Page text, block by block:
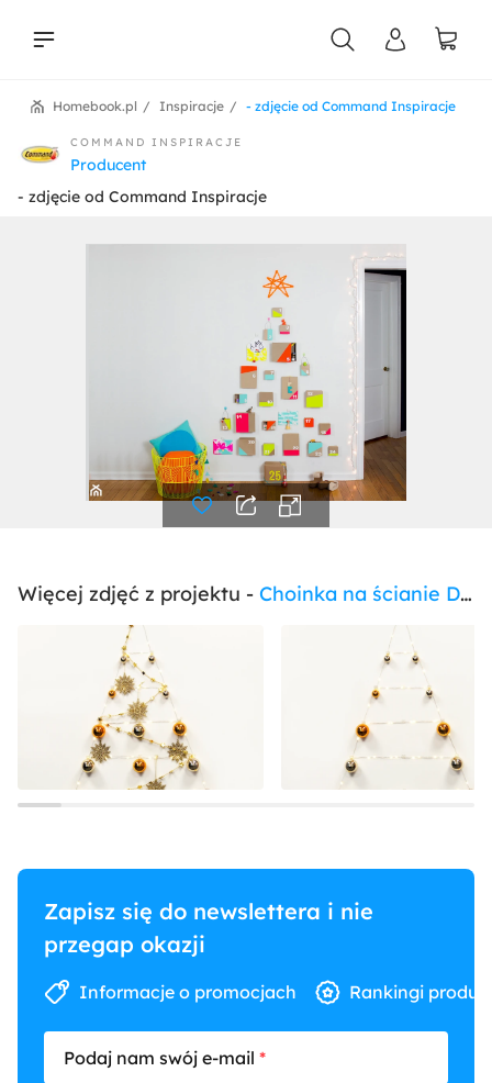
- zdjęcie od Command Inspiracje
Inspiracje
Homebook.pl
COMMAND INSPIRACJE
Producent
- zdjęcie od Command Inspiracje
Więcej zdjęć z projektu - Choinka na ścianie DiY
Zapisz się do newslettera i nie
przegap okazji
Informacje o promocjach Rankingi
Podaj nam swój e-mail